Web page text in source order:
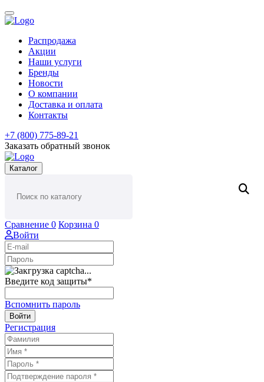
Распродажа
Акции
Наши услуги
Бренды
Новости
О компании
Доставка и оплата
Контакты
+7 (800) 775-89-21
Заказать обратный звонок
Каталог
Сравнение 0 Корзина 0
Войти
Введите код защиты*
Вспомнить пароль
Войти
Регистрация